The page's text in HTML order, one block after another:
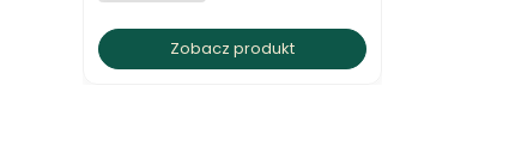
Zobacz produkt